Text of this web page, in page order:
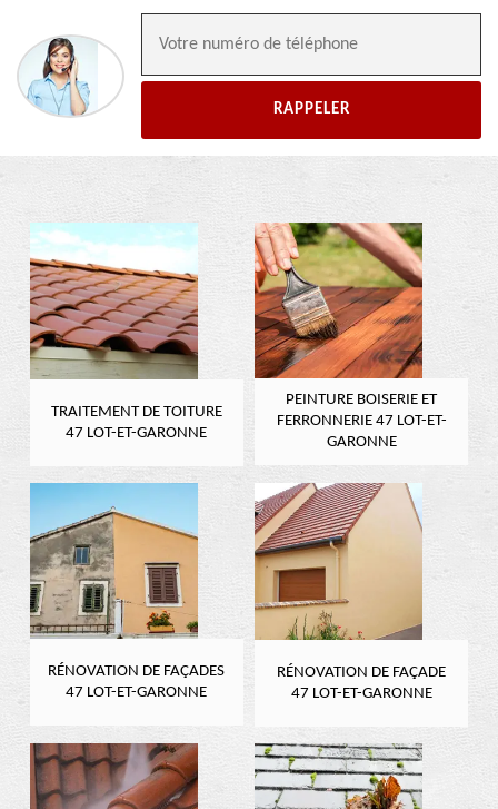
TRAITEMENT DE TOITURE
47 LOT-ET-GARONNE
PEINTURE BOISERIE ET
FERRONNERIE 47 LOT-ET-
GARONNE
RÉNOVATION DE FAÇADES
47 LOT-ET-GARONNE
RÉNOVATION DE FAÇADE
47 LOT-ET-GARONNE